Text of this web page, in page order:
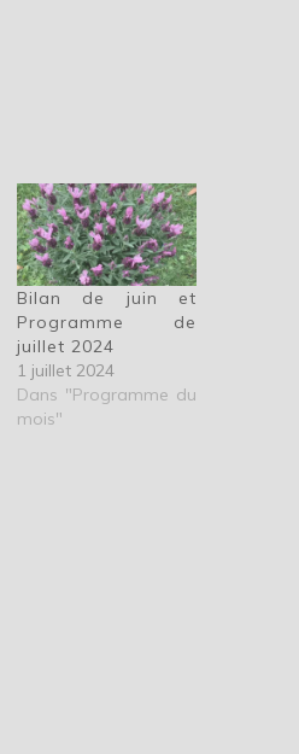
Bilan de juin et
Programme de
juillet 2024
1 juillet 2024
Dans "Programme du
mois"